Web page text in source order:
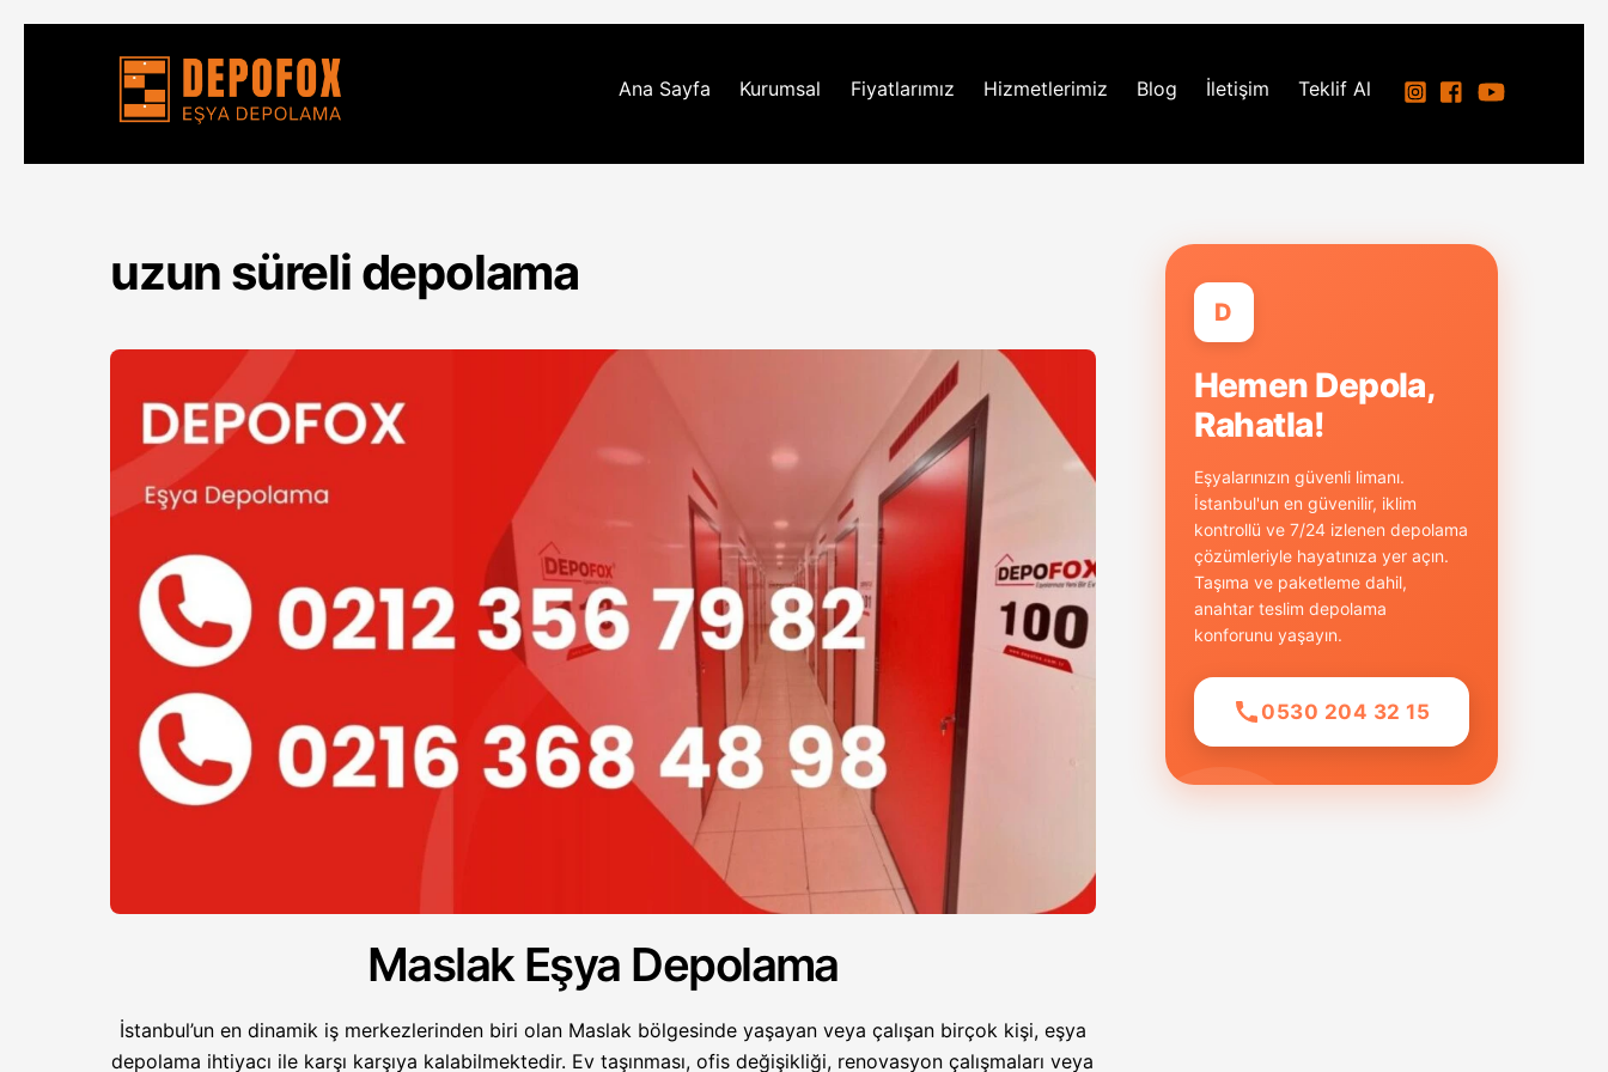
Ana Sayfa Kurumsal Fiyatlarımız Hizmetlerimiz Blog İletişim Teklif Al
uzun süreli depolama
Maslak Eşya Depolama
İstanbul’un en dinamik iş merkezlerinden biri olan Maslak bölgesinde yaşayan veya çalışan birçok kişi, eşya
depolama ihtiyacı ile karşı karşıya kalabilmektedir. Ev taşınması, ofis değişikliği, renovasyon çalışmaları veya
D
Hemen Depola,
Rahatla!
Eşyalarınızın güvenli limanı.
İstanbul'un en güvenilir, iklim
kontrollü ve 7/24 izlenen depolama
çözümleriyle hayatınıza yer açın.
Taşıma ve paketleme dahil,
anahtar teslim depolama
konforunu yaşayın.
0530 204 32 15